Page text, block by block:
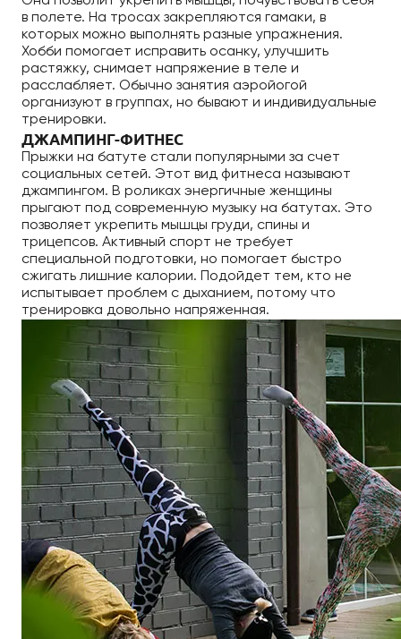
в полете. На тросах закрепляются гамаки, в
которых можно выполнять разные упражнения.
Хобби помогает исправить осанку, улучшить
растяжку, снимает напряжение в теле и
расслабляет. Обычно занятия аэройогой
организуют в группах, но бывают и индивидуальные
тренировки.
ДЖАМПИНГ-ФИТНЕС
Прыжки на батуте стали популярными за счет
социальных сетей. Этот вид фитнеса называют
джампингом. В роликах энергичные женщины
прыгают под современную музыку на батутах. Это
позволяет укрепить мышцы груди, спины и
трицепсов. Активный спорт не требует
специальной подготовки, но помогает быстро
сжигать лишние калории. Подойдет тем, кто не
испытывает проблем с дыханием, потому что
тренировка довольно напряженная.